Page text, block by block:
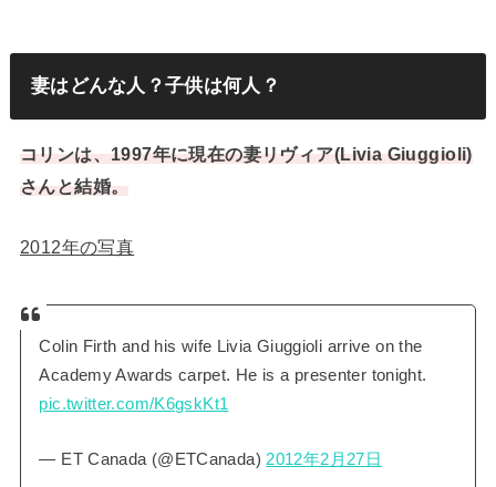
妻はどんな人？子供は何人？
コリンは、1997年に現在の妻リヴィア(Livia Giuggioli)
さんと結婚。
2012年の写真
Colin Firth and his wife Livia Giuggioli arrive on the
Academy Awards carpet. He is a presenter tonight.
pic.twitter.com/K6gskKt1
— ET Canada (@ETCanada) 2012年2月27日